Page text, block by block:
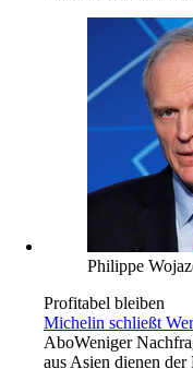
Philippe
Profitabel bleiben
Michelin schließt
AboWeniger
aus Asien dienen